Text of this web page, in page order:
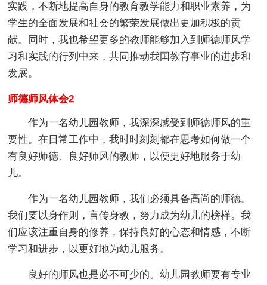
实践，不断地提高自身的教育教学能力和职业素养，为
学生的全面发展和社会的繁荣发展做出更加积极的贡
献。同时，我也希望更多的教师能够加入到师德师风学
习和实践的行列中来，共同推动我国教育事业的进步和
发展。
师德师风体会2
作为一名幼儿园教师，我深深感受到师德师风的重
要性。在日常工作中，我时时刻刻都在思考如何做一个
有良好师德、良好师风的教师，以便更好地服务于幼
儿。
作为一名幼儿园教师，我们必须具备高尚的师德。
我们要以身作则，言传身教，努力成为幼儿的榜样。我
们应该注重自身的修养，保持良好的心态和情感，不断
学习和进步，以更好地为幼儿服务。
良好的师风也是必不可少的。幼儿园教师要有专业